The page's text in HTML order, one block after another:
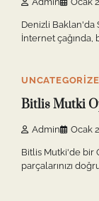
Denizli Baklan'da
İnternet çağında,
Bitlis Mutki
Admin Ocak
Bitlis Mutki'de bir
parçalarınızı